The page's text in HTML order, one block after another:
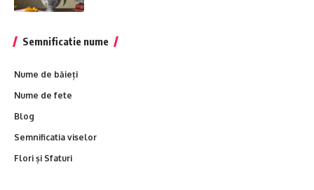
Semnificatie nume
Nume de băieți
Nume de fete
Blog
Semnificatia viselor
Flori și Sfaturi